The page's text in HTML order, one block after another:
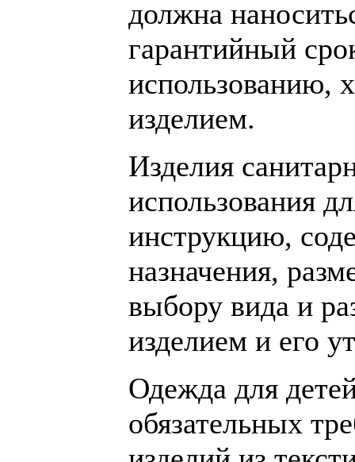
должна
гарантийный
использованию,
изделием.
Изделия
использования
инструкцию,
назначения,
выбору вида и
изделием и его
Одежда для
обязательных